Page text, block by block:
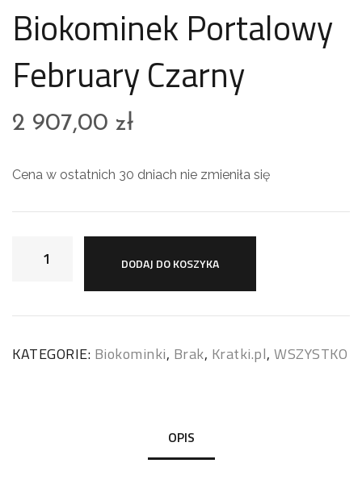
Biokominek Portalowy
February Czarny
2 907,00 zł
Cena w ostatnich 30 dniach nie zmieniła się
DODAJ DO KOSZYKA
KATEGORIE: Biokominki, Brak, Kratki.pl, WSZYSTKO
OPIS